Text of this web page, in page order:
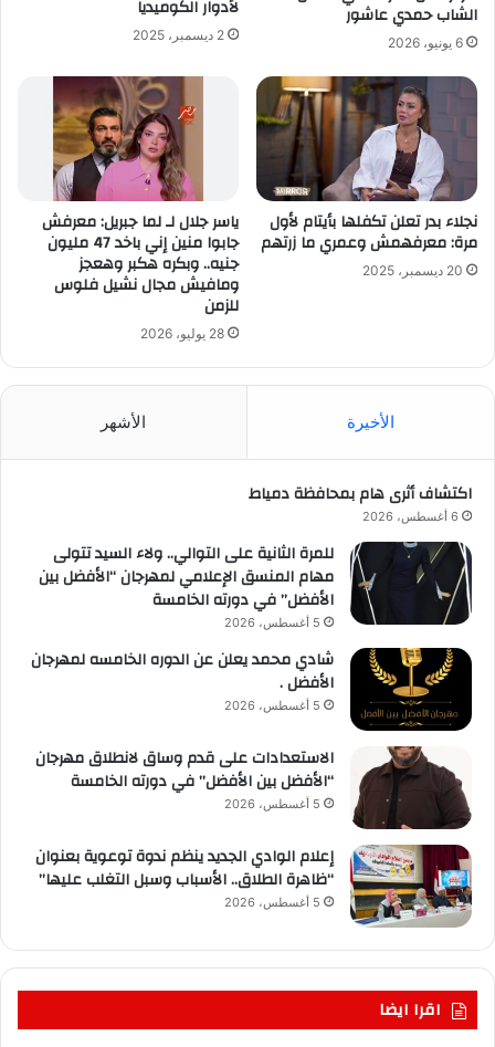
الشاب حمدي عاشور
6 يونيو، 2026
لأدوار الكوميديا
2 ديسمبر، 2025
نجلاء بدر تعلن تكفلها بأيتام لأول
مرة: معرفهمش وعمري ما زرتهم
20 ديسمبر، 2025
ياسر جلال لـ لما جبريل: معرفش
جابوا منين إني باخد 47 مليون
جنيه.. وبكره هكبر وهعجز
ومافيش مجال نشيل فلوس
للزمن
28 يوليو، 2026
الأخيرة الأشهر
اكتشاف أثرى هام بمحافظة دمياط
6 أغسطس، 2026
للمرة الثانية على التوالي.. ولاء السيد تتولى
مهام المنسق الإعلامي لمهرجان “الأفضل بين
الأفضل” في دورته الخامسة
5 أغسطس، 2026
شادي محمد يعلن عن الدوره الخامسه لمهرجان
الأفضل .
5 أغسطس، 2026
الاستعدادات على قدم وساق لانطلاق مهرجان
“الأفضل بين الأفضل” في دورته الخامسة
5 أغسطس، 2026
إعلام الوادي الجديد ينظم ندوة توعوية بعنوان
“ظاهرة الطلاق.. الأسباب وسبل التغلب عليها”
5 أغسطس، 2026
اقرا ايضا